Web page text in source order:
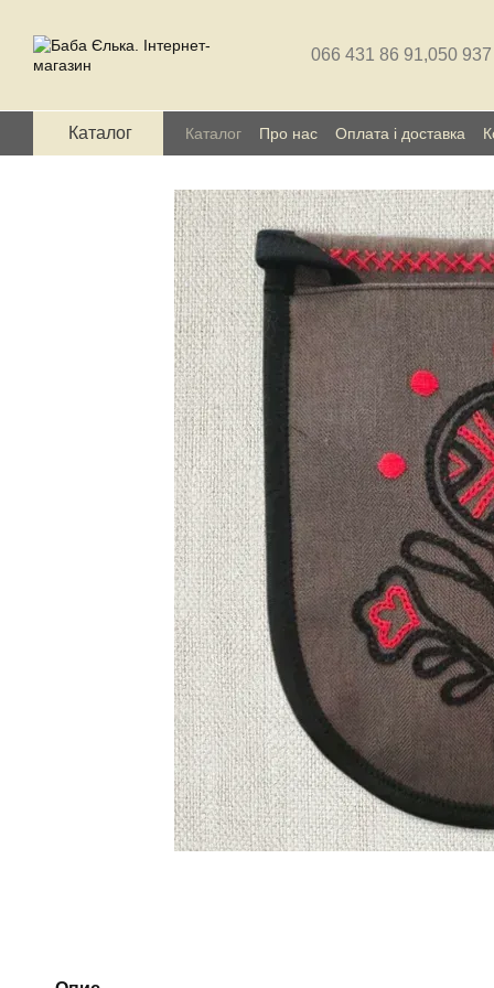
066 431 86 91,050
Каталог Каталог Про нас Оплата і доставка